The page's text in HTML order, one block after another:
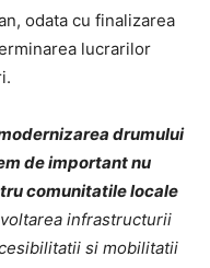
odata cu finalizarea
lucrarilor
drumului
de important nu
comunitatile locale
infrastructurii
si mobilitatii